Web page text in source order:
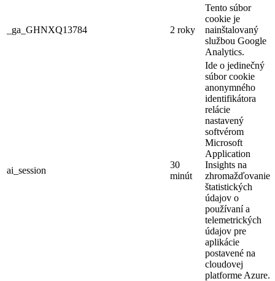
_ga_GHNXQ13784 2 roky
Tento súbor
cookie je
nainštalovaný
službou Google
Analytics.
ai_session
30
minút
Ide o jedinečný
súbor cookie
anonymného
identifikátora
relácie
nastavený
softvérom
Microsoft
Application
Insights na
zhromažďovanie
štatistických
údajov o
používaní a
telemetrických
údajov pre
aplikácie
postavené na
cloudovej
platforme Azure.